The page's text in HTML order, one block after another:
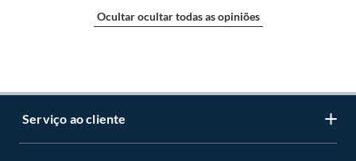
Ocultar ocultar todas as opiniões
Serviço ao cliente